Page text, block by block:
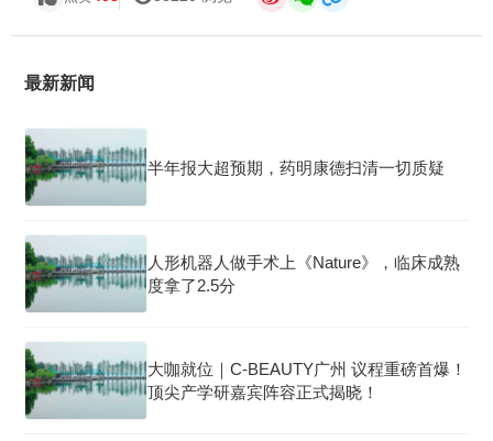
最新新闻
半年报大超预期，药明康德扫清一切质疑
人形机器人做手术上《Nature》，临床成熟
度拿了2.5分
大咖就位｜C-BEAUTY广州 议程重磅首爆！
顶尖产学研嘉宾阵容正式揭晓！